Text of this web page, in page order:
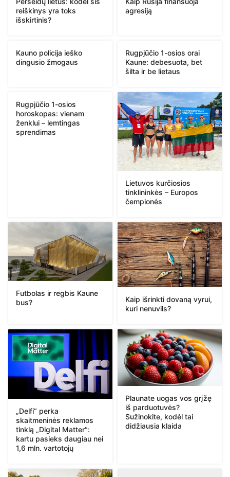
reiškinys yra toks
išskirtinis?
agresiją
Kauno policija ieško
dingusio žmogaus
Rugpjūčio 1-osios orai
Kaune: debesuota, bet
šilta ir be lietaus
Rugpjūčio 1-osios
horoskopas: vienam
ženklui – lemtingas
sprendimas
Lietuvos kurčiosios
tinklininkės – Europos
čempionės
Futbolas ir regbis Kaune
bus?
Kaip išrinkti dovaną vyrui,
kuri nenuvils?
„Delfi“ perka
skaitmeninės reklamos
tinklą „Digital Matter“:
kartu pasieks daugiau nei
1,6 mln. vartotojų
Plaunate uogas vos grįžę
iš parduotuvės?
Sužinokite, kodėl tai
didžiausia klaida